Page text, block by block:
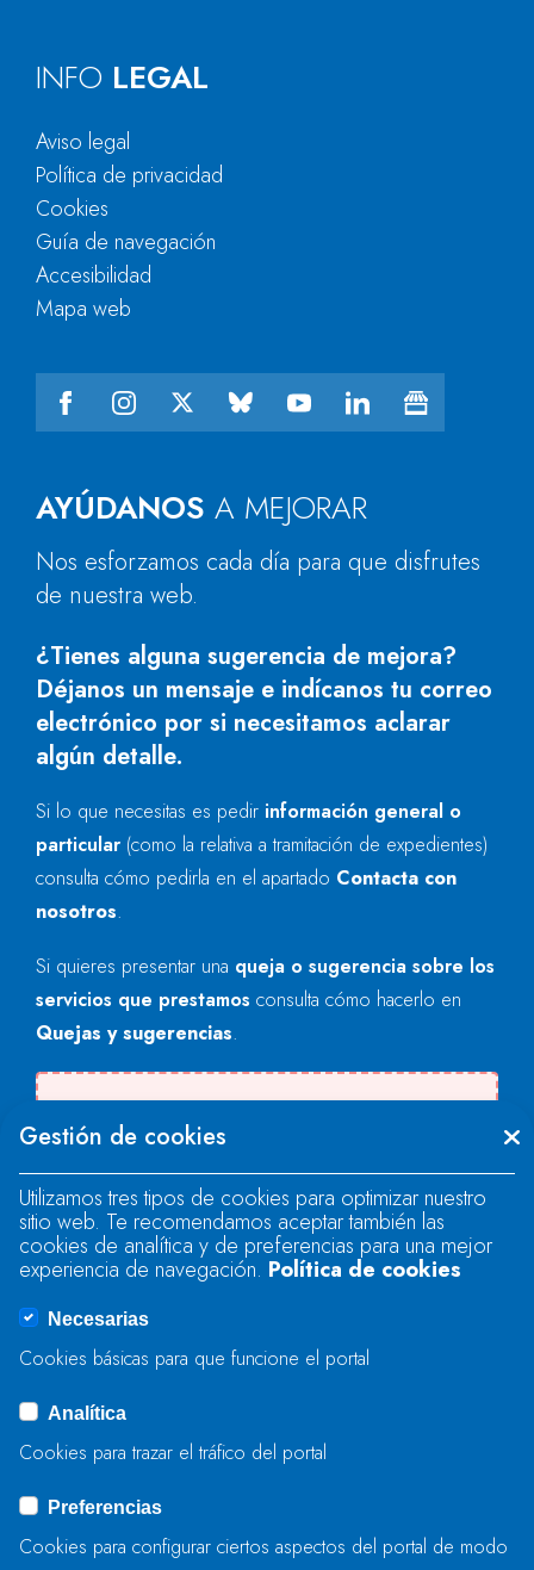
AYÚDANOS A MEJORAR
Nos esforzamos cada día para que disfrutes
de nuestra web.
¿Tienes alguna sugerencia de mejora?
Déjanos un mensaje e indícanos tu correo
electrónico por si necesitamos aclarar
algún detalle.
Si lo que necesitas es pedir información general o
particular (como la relativa a tramitación de expedientes)
consulta cómo pedirla en el apartado Contacta con
nosotros.
Si quieres presentar una queja o sugerencia sobre los
servicios que prestamos consulta cómo hacerlo en
Quejas y sugerencias.
"text".
Se produjo un error al cargar el campo
"text".
Se produjo un error al cargar el campo
ENVIAR
INFO LEGAL
Aviso legal
Política de privacidad
Cookies
Guía de navegación
Accesibilidad
Mapa web
Gestión de cookies
Utilizamos tres tipos de cookies para optimizar nuestro
sitio web. Te recomendamos aceptar también las
cookies de analítica y de preferencias para una mejor
experiencia de navegación. Política de cookies
Necesarias
Cookies básicas para que funcione el portal
Analítica
Cookies para trazar el tráfico del portal
Preferencias
Cookies para configurar ciertos aspectos del portal de modo